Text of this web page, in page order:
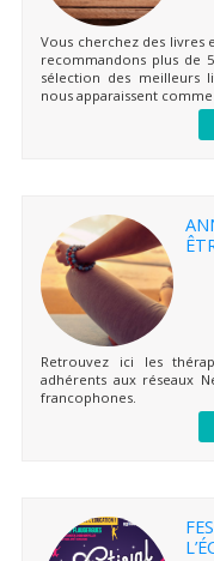
Vous cherchez des livres
recommandons plus de
sélection des meilleurs
nous apparaissent
Retrouvez ici les
adhérents aux réseaux
francophones.